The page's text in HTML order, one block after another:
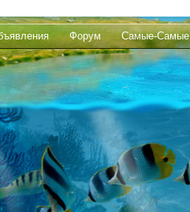
Форум Самые-Самые